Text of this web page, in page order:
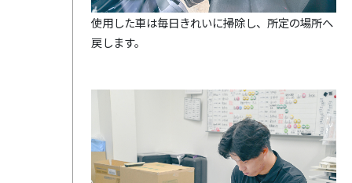
使用した車は毎日きれいに掃除し、所定の場所へ
戻します。